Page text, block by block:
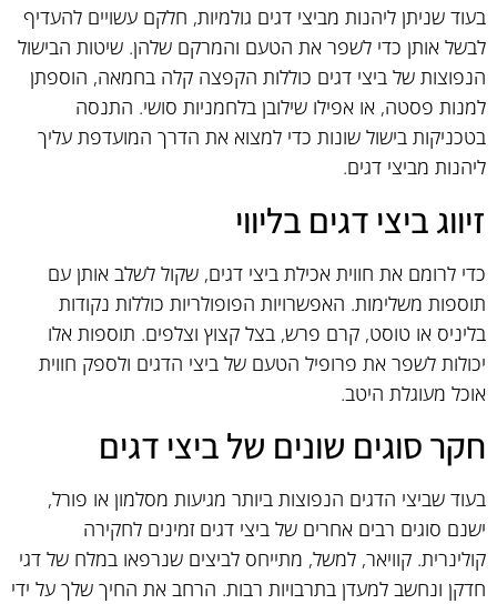
בעוד שניתן ליהנות מביצי דגים גולמיות, חלקם עשויים להעדיף
לבשל אותן כדי לשפר את הטעם והמרקם שלהן. שיטות הבישול
הנפוצות של ביצי דגים כוללות הקפצה קלה בחמאה, הוספתן
למנות פסטה, או אפילו שילובן בלחמניות סושי. התנסה
בטכניקות בישול שונות כדי למצוא את הדרך המועדפת עליך
ליהנות מביצי דגים.
זיווג ביצי דגים בליווי
כדי לרומם את חווית אכילת ביצי דגים, שקול לשלב אותן עם
תוספות משלימות. האפשרויות הפופולריות כוללות נקודות
בליניס או טוסט, קרם פרש, בצל קצוץ וצלפים. תוספות אלו
יכולות לשפר את פרופיל הטעם של ביצי הדגים ולספק חווית
אוכל מעוגלת היטב.
חקר סוגים שונים של ביצי דגים
בעוד שביצי הדגים הנפוצות ביותר מגיעות מסלמון או פורל,
ישנם סוגים רבים אחרים של ביצי דגים זמינים לחקירה
קולינרית. קוויאר, למשל, מתייחס לביצים שנרפאו במלח של דגי
חדקן ונחשב למעדן בתרבויות רבות. הרחב את החיך שלך על ידי